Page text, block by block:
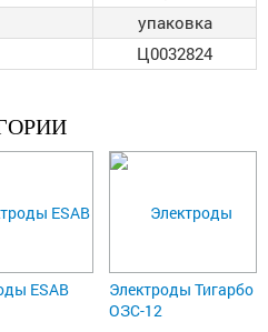
упаковка
Ц0032824
ESAB
Электроды Тигарбо
ОЗС-12